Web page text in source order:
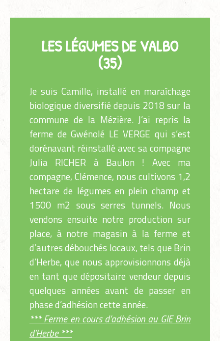
LES LÉGUMES DE VALBO
(35)
Je suis Camille, installé en maraîchage
biologique diversifié depuis 2018 sur la
commune de la Mézière. J’ai repris la
ferme de Gwénolé LE VERGE qui s’est
dorénavant réinstallé avec sa compagne
Julia RICHER à Baulon ! Avec ma
compagne, Clémence, nous cultivons 1,2
hectare de légumes en plein champ et
1500 m2 sous serres tunnels. Nous
vendons ensuite notre production sur
place, à notre magasin à la ferme et
d’autres débouchés locaux, tels que Brin
d’Herbe, que nous approvisionnons déjà
en tant que dépositaire vendeur depuis
quelques années avant de passer en
phase d’adhésion cette année.
*** Ferme en cours d’adhésion au GIE Brin
d’Herbe ***